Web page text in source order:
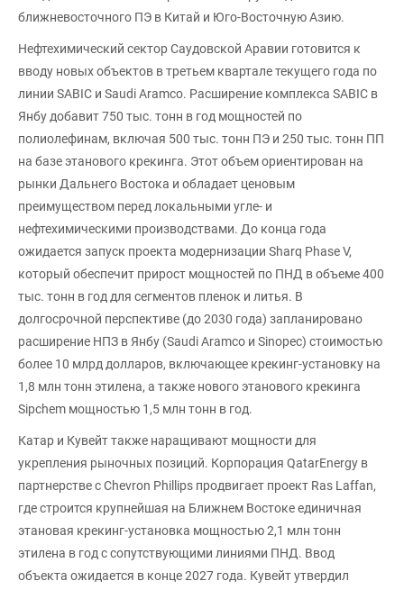
ближневосточного ПЭ в Китай и Юго-Восточную Азию.
Нефтехимический сектор Саудовской Аравии готовится к
вводу новых объектов в третьем квартале текущего года по
линии SABIC и Saudi Aramco. Расширение комплекса SABIC в
Янбу добавит 750 тыс. тонн в год мощностей по
полиолефинам, включая 500 тыс. тонн ПЭ и 250 тыс. тонн ПП
на базе этанового крекинга. Этот объем ориентирован на
рынки Дальнего Востока и обладает ценовым
преимуществом перед локальными угле- и
нефтехимическими производствами. До конца года
ожидается запуск проекта модернизации Sharq Phase V,
который обеспечит прирост мощностей по ПНД в объеме 400
тыс. тонн в год для сегментов пленок и литья. В
долгосрочной перспективе (до 2030 года) запланировано
расширение НПЗ в Янбу (Saudi Aramco и Sinopec) стоимостью
более 10 млрд долларов, включающее крекинг-установку на
1,8 млн тонн этилена, а также нового этанового крекинга
Sipchem мощностью 1,5 млн тонн в год.
Катар и Кувейт также наращивают мощности для
укрепления рыночных позиций. Корпорация QatarEnergy в
партнерстве с Chevron Phillips продвигает проект Ras Laffan,
где строится крупнейшая на Ближнем Востоке единичная
этановая крекинг-установка мощностью 2,1 млн тонн
этилена в год с сопутствующими линиями ПНД. Ввод
объекта ожидается в конце 2027 года. Кувейт утвердил